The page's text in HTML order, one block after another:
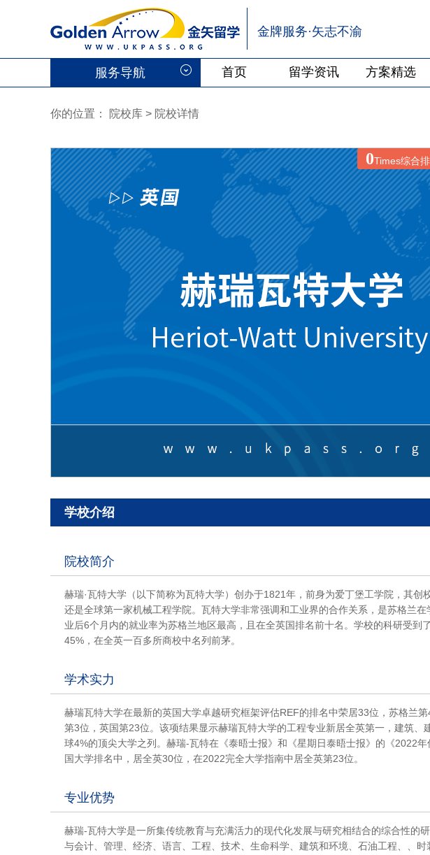
金牌服务·矢志不渝
服务导航 首页 留学资讯 方案精选
你的位置： 院校库 > 院校详情
0Times综合
学校介绍
院校简介
赫瑞·瓦特大学（以下简称为瓦特大学）创办于1821年，前身为爱丁堡工学院，其创
还是全球第一家机械工程学院。瓦特大学非常强调和工业界的合作关系，是苏格兰
业后6个月内的就业率为苏格兰地区最高，且在全英国排名前十名。学校的科研受到
45%，在全英一百多所商校中名列前茅。
学术实力
赫瑞瓦特大学在最新的英国大学卓越研究框架评估REF的排名中荣居33位，苏格兰
第3位，英国第23位。该项结果显示赫瑞瓦特大学的工程专业新居全英第一，建筑
球4%的顶尖大学之列。赫瑞-瓦特在《泰晤士报》和《星期日泰晤士报》的《2022
国大学排名中，居全英30位，在2022完全大学指南中居全英第23位。
专业优势
赫瑞-瓦特大学是一所集传统教育与充满活力的现代化发展与研究相结合的综合性的
与会计、管理、经济、语言、工程、技术、生命科学、建筑和环境、石油工程、、